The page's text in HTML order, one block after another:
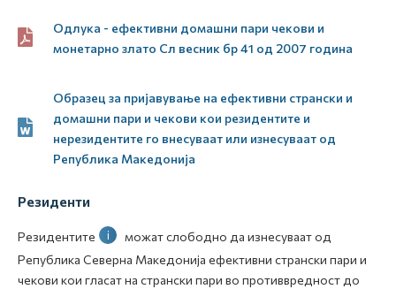
Одлука - ефективни домашни пари чекови и
монетарно злато Сл весник бр 41 од 2007 година
Образец за пријавување на ефективни странски и
домашни пари и чекови кои резидентите и
нерезидентите го внесуваат или изнесуваат од
Република Македонија
Резиденти
Резидентите i
можат слободно да изнесуваат од
Република Северна Македонија ефективни странски пари и
чекови кои гласат на странски пари во противвредност до